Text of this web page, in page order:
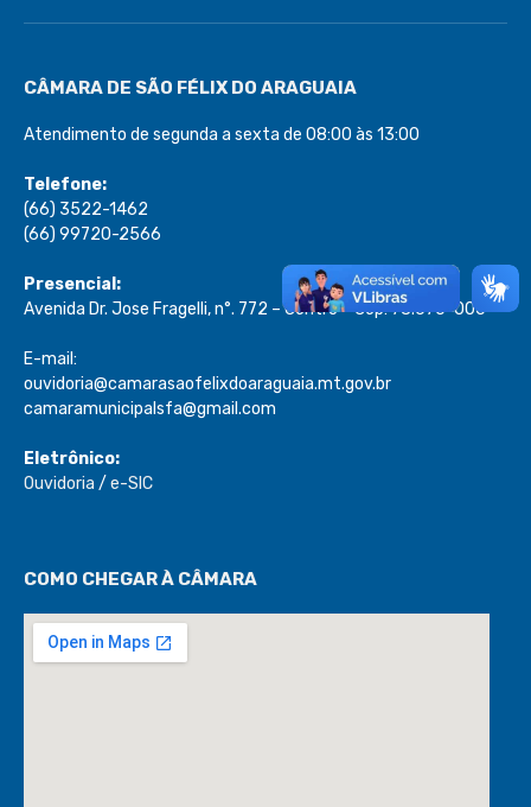
CÂMARA DE SÃO FÉLIX DO ARAGUAIA
Atendimento de segunda a sexta de 08:00 às 13:00
Telefone:
(66) 3522-1462
(66) 99720-2566
Presencial:
Avenida Dr. Jose Fragelli, n°. 772 – Centro – Cep: 78.670-000
E-mail:
ouvidoria@camarasaofelixdoaraguaia.mt.gov.br
camaramunicipalsfa@gmail.com
Eletrônico:
Ouvidoria / e-SIC
COMO CHEGAR À CÂMARA